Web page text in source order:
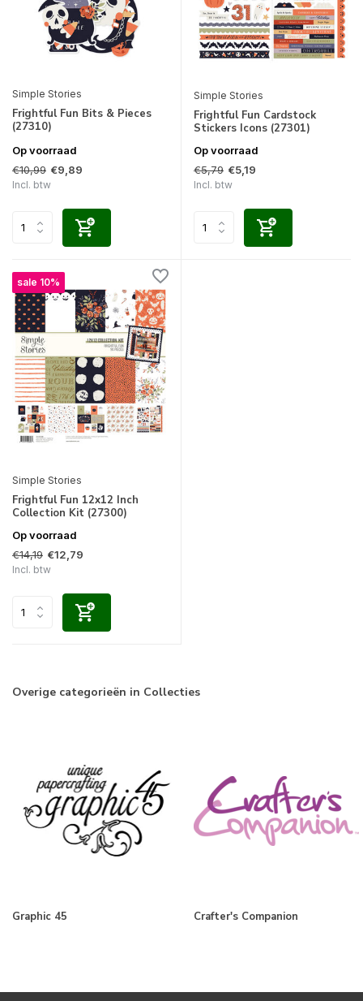
Simple Stories
Frightful Fun Bits & Pieces
(27310)
Op voorraad
€10,99 €9,89
Incl. btw
Simple Stories
Frightful Fun Cardstock
Stickers Icons (27301)
Op voorraad
€5,79 €5,19
Incl. btw
sale 10%
Simple Stories
Frightful Fun 12x12 Inch
Collection Kit (27300)
Op voorraad
€14,19 €12,79
Incl. btw
Overige categorieën in Collecties
Graphic 45 Crafter's Companion